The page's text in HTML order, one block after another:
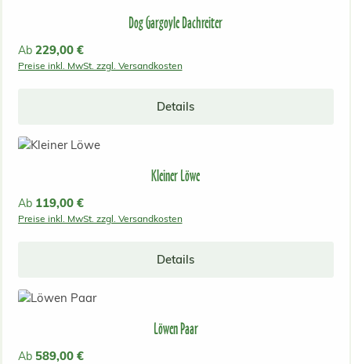
Dog Gargoyle Dachreiter
Regulärer Preis:
Ab 229,00 €
Preise inkl. MwSt. zzgl. Versandkosten
Details
Kleiner Löwe
Regulärer Preis:
Ab 119,00 €
Preise inkl. MwSt. zzgl. Versandkosten
Details
Löwen Paar
Regulärer Preis:
Ab 589,00 €